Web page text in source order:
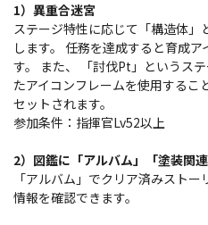
1）異重合迷宮
ステージ特性に応じて「構造体
します。 任務を達成すると育成
す。 また、 「討伐Pt」というス
たアイコンフレームを使用するこ
セットされます。
参加条件：指揮官Lv52以上
2）図鑑に「アルバム」「塗装関
「アルバム」でクリア済みスト
情報を確認できます。